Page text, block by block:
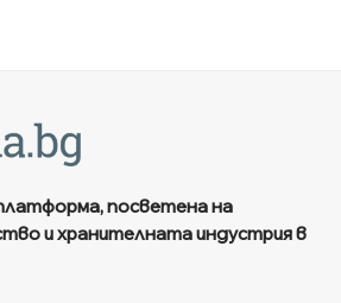
посветена на
и хранителната индустрия в